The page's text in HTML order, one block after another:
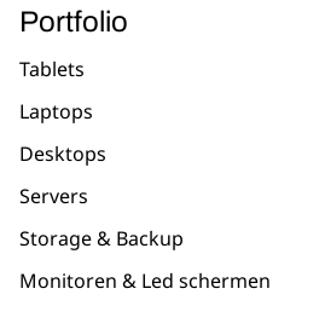
Portfolio
Tablets
Laptops
Desktops
Servers
Storage & Backup
Monitoren & Led schermen